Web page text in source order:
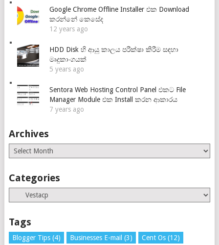
Google Chrome Offline Installer එක Download
කරන්නේ කෙසේද
12 years ago
HDD Disk හි ආයු කාලය පරීක්ෂා කිරීම සඳහා
මෘදුකාංගයක්
5 years ago
Sentora Web Hosting Control Panel එකට File
Manager Module එක Install කරන ආකාරය
7 years ago
Archives
Archives
Categories
Categories
Tags
Blogger Tips(4) Businesses E-mail (3) Cent Os(12)